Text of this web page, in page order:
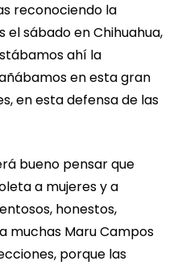
reconociendo la
sábado en Chihuahua,
ahí la
en esta gran
en esta defensa de las
bueno pensar que
a mujeres y a
honestos,
muchas Maru Campos
porque las